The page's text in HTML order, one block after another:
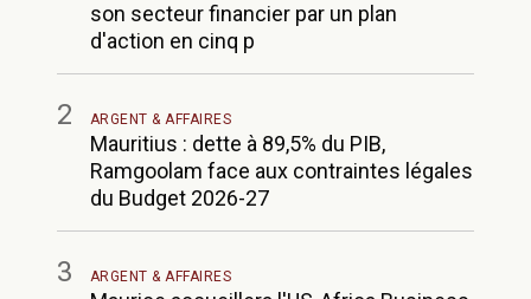
son secteur financier par un plan
d'action en cinq p
2 ARGENT & AFFAIRES
Mauritius : dette à 89,5% du PIB,
Ramgoolam face aux contraintes légales
du Budget 2026-27
3 ARGENT & AFFAIRES